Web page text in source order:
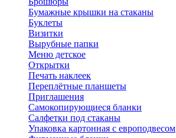
Бумажные крышки на стаканы
Буклеты
Визитки
Вырубные папки
Меню детское
Открытки
Печать наклеек
Переплётные планшеты
Приглашения
Самокопирующиеся бланки
Салфетки под стаканы
Упаковка картонная с европодвесом